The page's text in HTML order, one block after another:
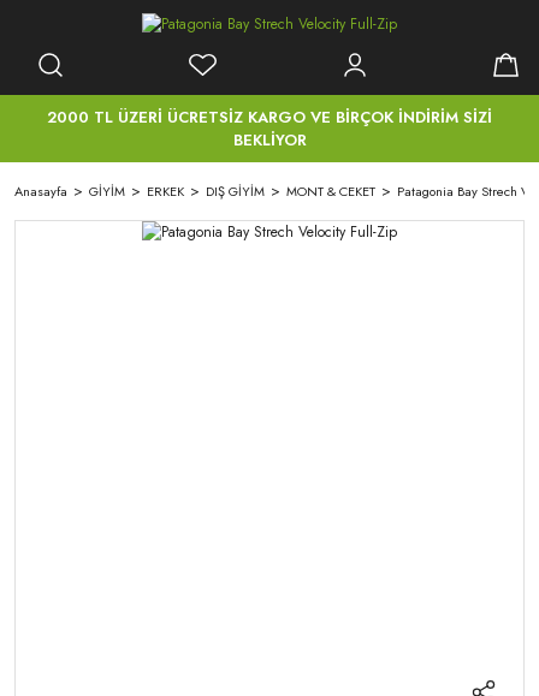
2000 TL ÜZERİ ÜCRETSİZ KARGO VE BİRÇOK İNDİRİM SİZİ
BEKLİYOR
Anasayfa GİYİM ERKEK DIŞ GİYİM MONT & CEKET Patagonia Bay Strech